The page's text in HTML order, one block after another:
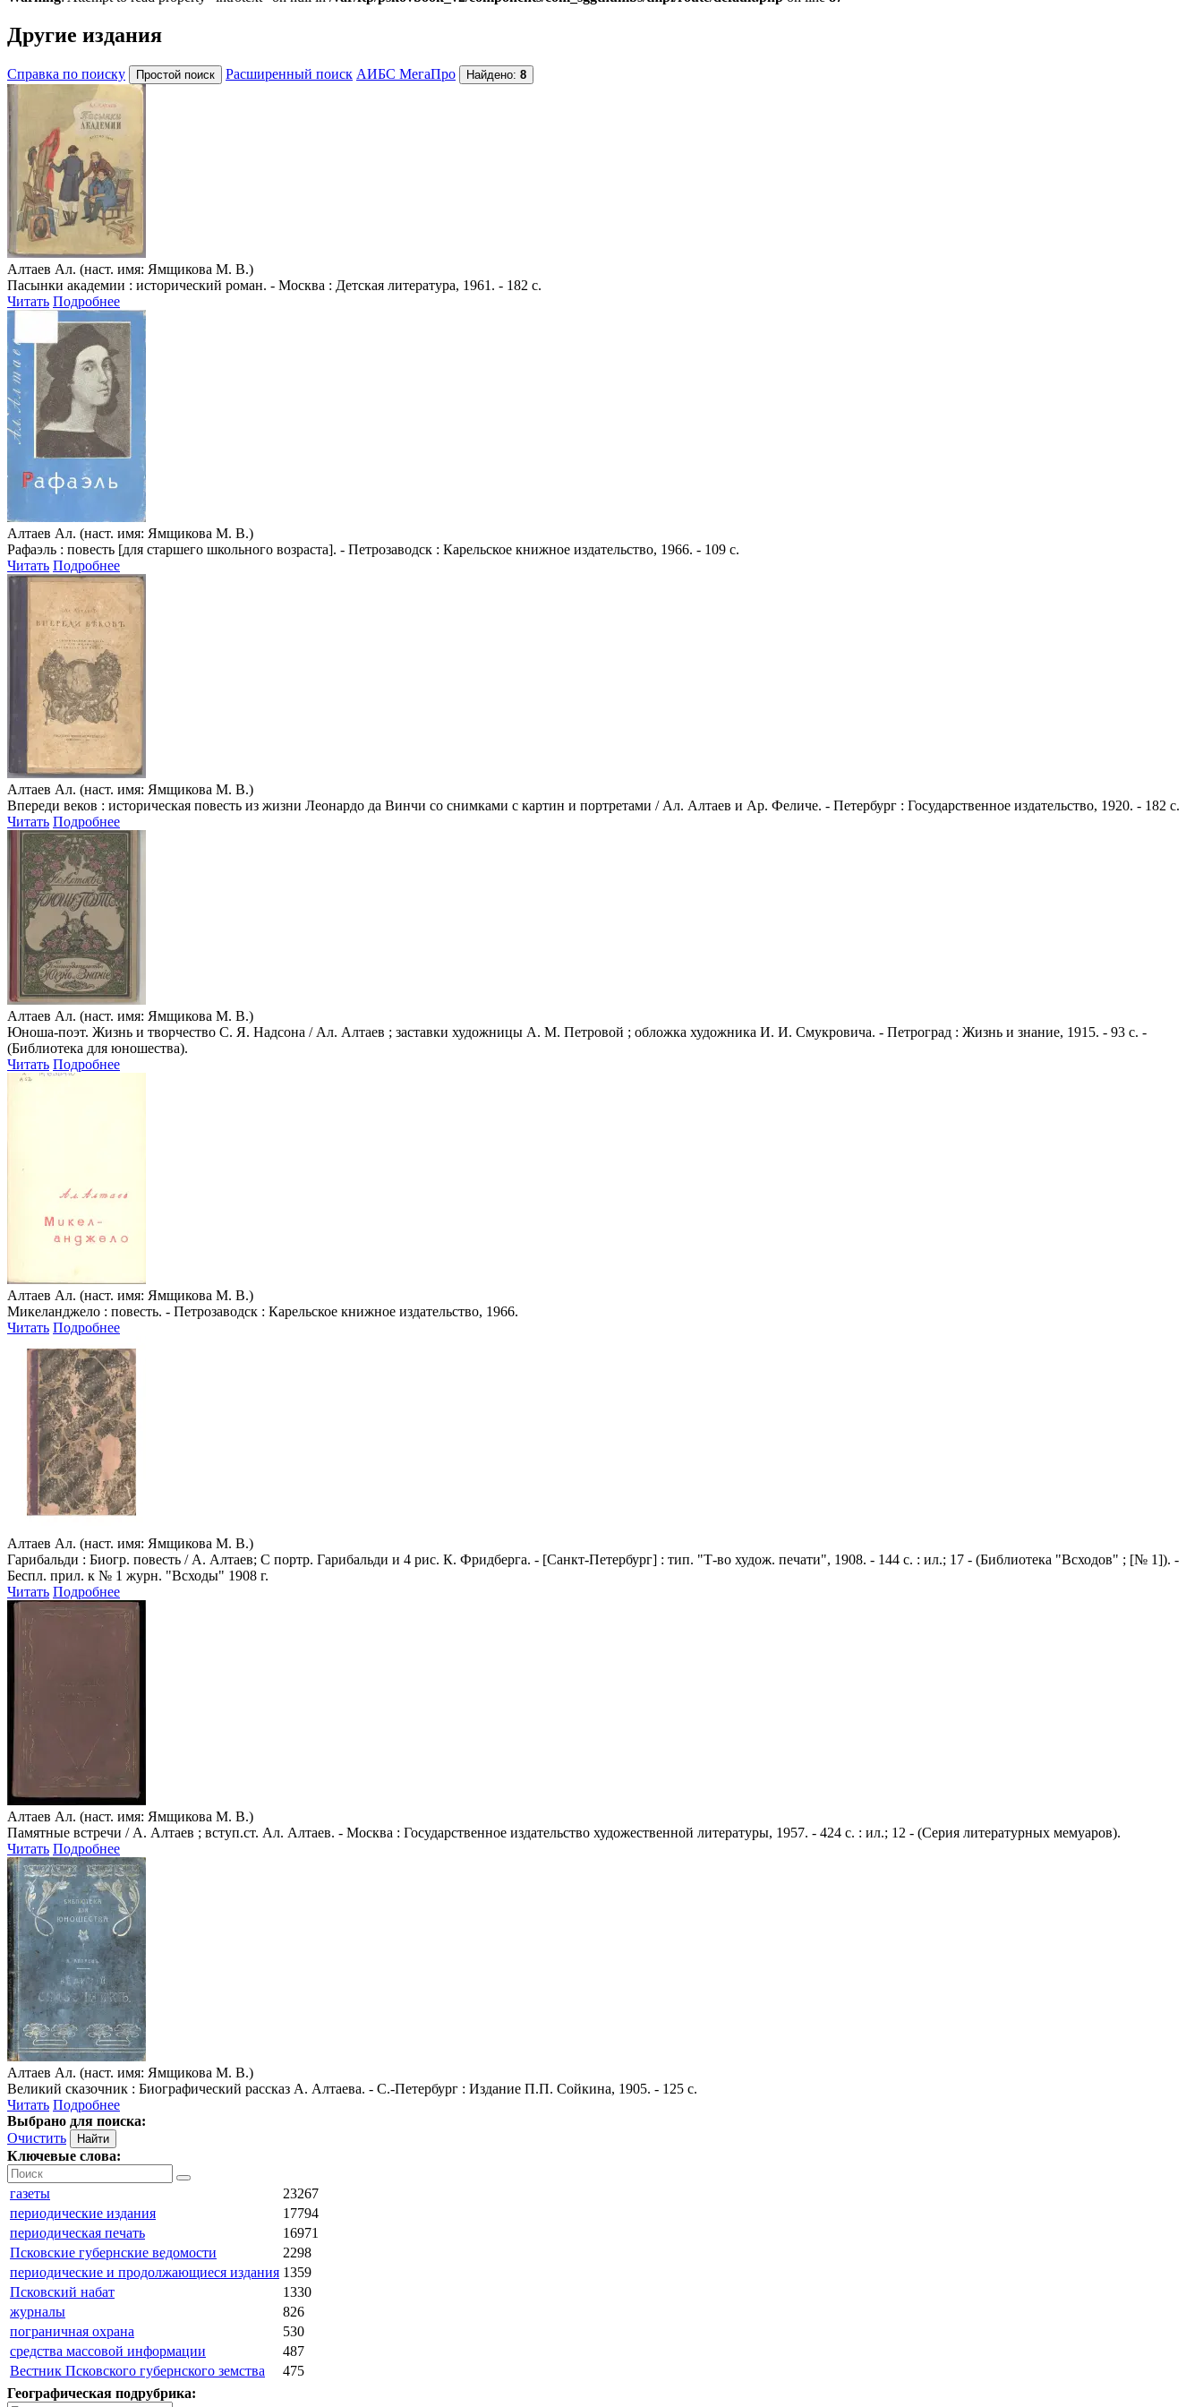
Другие издания
Справка по поиску Расширенный поиск АИБС МегаПро Найдено: 8
Алтаев Ал. (наст. имя: Ямщикова М. В.)
Пасынки академии : исторический роман. - Москва : Детская литература, 1961. - 182 с.
Читать Подробнее
Алтаев Ал. (наст. имя: Ямщикова М. В.)
Рафаэль : повесть [для старшего школьного возраста]. - Петрозаводск : Карельское книжное издательство, 1966. - 109 с.
Читать Подробнее
Алтаев Ал. (наст. имя: Ямщикова М. В.)
Впереди веков : историческая повесть из жизни Леонардо да Винчи со снимками с картин и портретами / Ал. Алтаев и Ар. Феличе. - Петербург : Государственное издательство, 1920. - 182 с.
Читать Подробнее
Алтаев Ал. (наст. имя: Ямщикова М. В.)
Юноша-поэт. Жизнь и творчество С. Я. Надсона / Ал. Алтаев ; заставки художницы А. М. Петровой ; обложка художника И. И. Смукровича. - Петроград : Жизнь и знание, 1915. - 93 с. -
(Библиотека для юношества).
Читать Подробнее
Алтаев Ал. (наст. имя: Ямщикова М. В.)
Микеланджело : повесть. - Петрозаводск : Карельское книжное издательство, 1966.
Читать Подробнее
Алтаев Ал. (наст. имя: Ямщикова М. В.)
Гарибальди : Биогр. повесть / А. Алтаев; С портр. Гарибальди и 4 рис. К. Фридберга. - [Санкт-Петербург] : тип. "Т-во худож. печати", 1908. - 144 с. : ил.; 17 - (Библиотека "Всходов" ; [№ 1]). -
Беспл. прил. к № 1 журн. "Всходы" 1908 г.
Читать Подробнее
Алтаев Ал. (наст. имя: Ямщикова М. В.)
Памятные встречи / А. Алтаев ; вступ.ст. Ал. Алтаев. - Москва : Государственное издательство художественной литературы, 1957. - 424 с. : ил.; 12 - (Серия литературных мемуаров).
Читать Подробнее
Алтаев Ал. (наст. имя: Ямщикова М. В.)
Великий сказочник : Биографический рассказ А. Алтаева. - С.-Петербург : Издание П.П. Сойкина, 1905. - 125 с.
Читать Подробнее
Выбрано для поиска:
Очистить
Ключевые слова:
газеты
23267
периодические издания
17794
периодическая печать
16971
Псковские губернские ведомости
2298
периодические и продолжающиеся издания 1359
Псковский набат
1330
журналы
826
пограничная охрана
530
средства массовой информации
487
Вестник Псковского губернского земства
475
Географическая подрубрика: